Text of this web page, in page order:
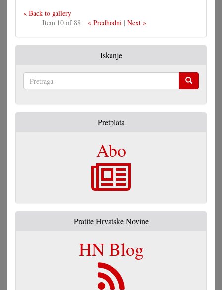
« Back to gallery
Item 10 of 88
« Predhodni| Next »
Iskanje
Pretplata
Abo
Pratite Hrvatske Novine
HN Blog